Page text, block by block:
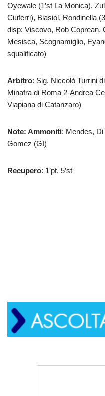
Oyewale (1’st La Monica),
Ciuferri), Biasiol, Rondinella
disp: Viscovo, Rob Coprean,
Mesisca, Scognamiglio,
squalificato)
Arbitro: Sig. Niccolò Turrini
Minafra di Roma 2-Andrea
Viapiana di Catanzaro)
Note: Ammoniti: Mendes,
Gomez (GI)
Recupero: 1’pt, 5’st